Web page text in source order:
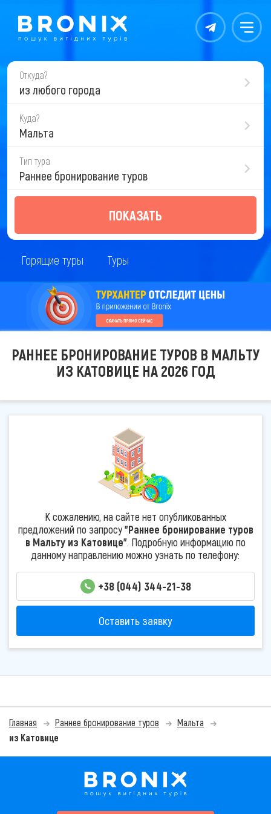
Контакты Меню
Откуда?
из любого города
Куда?
Мальта
Тип тура
Раннее бронирование туров
ПОКАЗАТЬ
Горящие туры Туры
РАННЕЕ БРОНИРОВАНИЕ ТУРОВ В МАЛЬТУ
ИЗ КАТОВИЦЕ НА 2026 ГОД
К сожалению, на сайте нет опубликованных
предложений по запросу"Раннее бронирование туров
в Мальту из Катовице". Подробную информацию по
данному направлению можно узнать по телефону:
+38 (044) 344-21-38
Оставить заявку
Главная Раннее бронирование туров
Мальта
из Катовице